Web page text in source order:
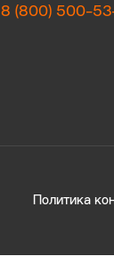
8 (800) 500-
Политика